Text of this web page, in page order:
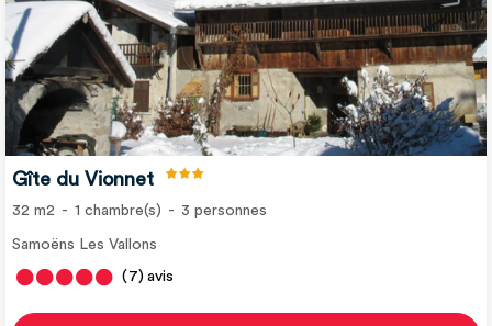
Gîte du Vionnet
Samoëns Les Vallons
32 m2 1 chambre(s) 3 personnes
avis
(7)